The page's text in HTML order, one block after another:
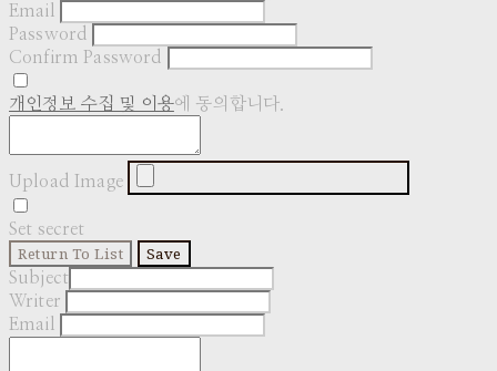
Email
Password
Confirm Password
개인정보 수집 및 이용에 동의합니다.
Upload Image
Set secret
Return To List Save
Subject
Writer
Email